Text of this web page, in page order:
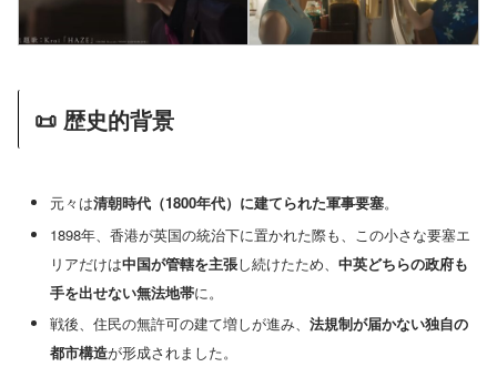
📜 歴史的背景
元々は清朝時代（1800年代）に建てられた軍事要塞。
1898年、香港が英国の統治下に置かれた際も、この小さな要塞エ
リアだけは中国が管轄を主張し続けたため、 中英どちらの政府も
手を出せない無法地帯に。
戦後、住民の無許可の建て増しが進み、 法規制が届かない独自の
都市構造が形成されました。